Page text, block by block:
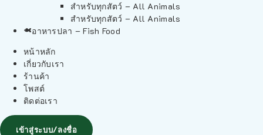
สำหรับทุกสัตว์ – All Animals
สำหรับทุกสัตว์ – All Animals
อาหารปลา – Fish Food
หน้าหลัก
เกี่ยวกับเรา
ร้านค้า
โพสต์
ติดต่อเรา
เข้าสู่ระบบ/ลงชื่อ